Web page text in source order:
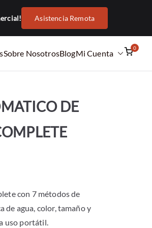
Asistencia Remota
Sobre NosotrosBlogMi Cuenta
0
DE
con 7 métodos de
de agua, color, tamaño y
uso portátil.